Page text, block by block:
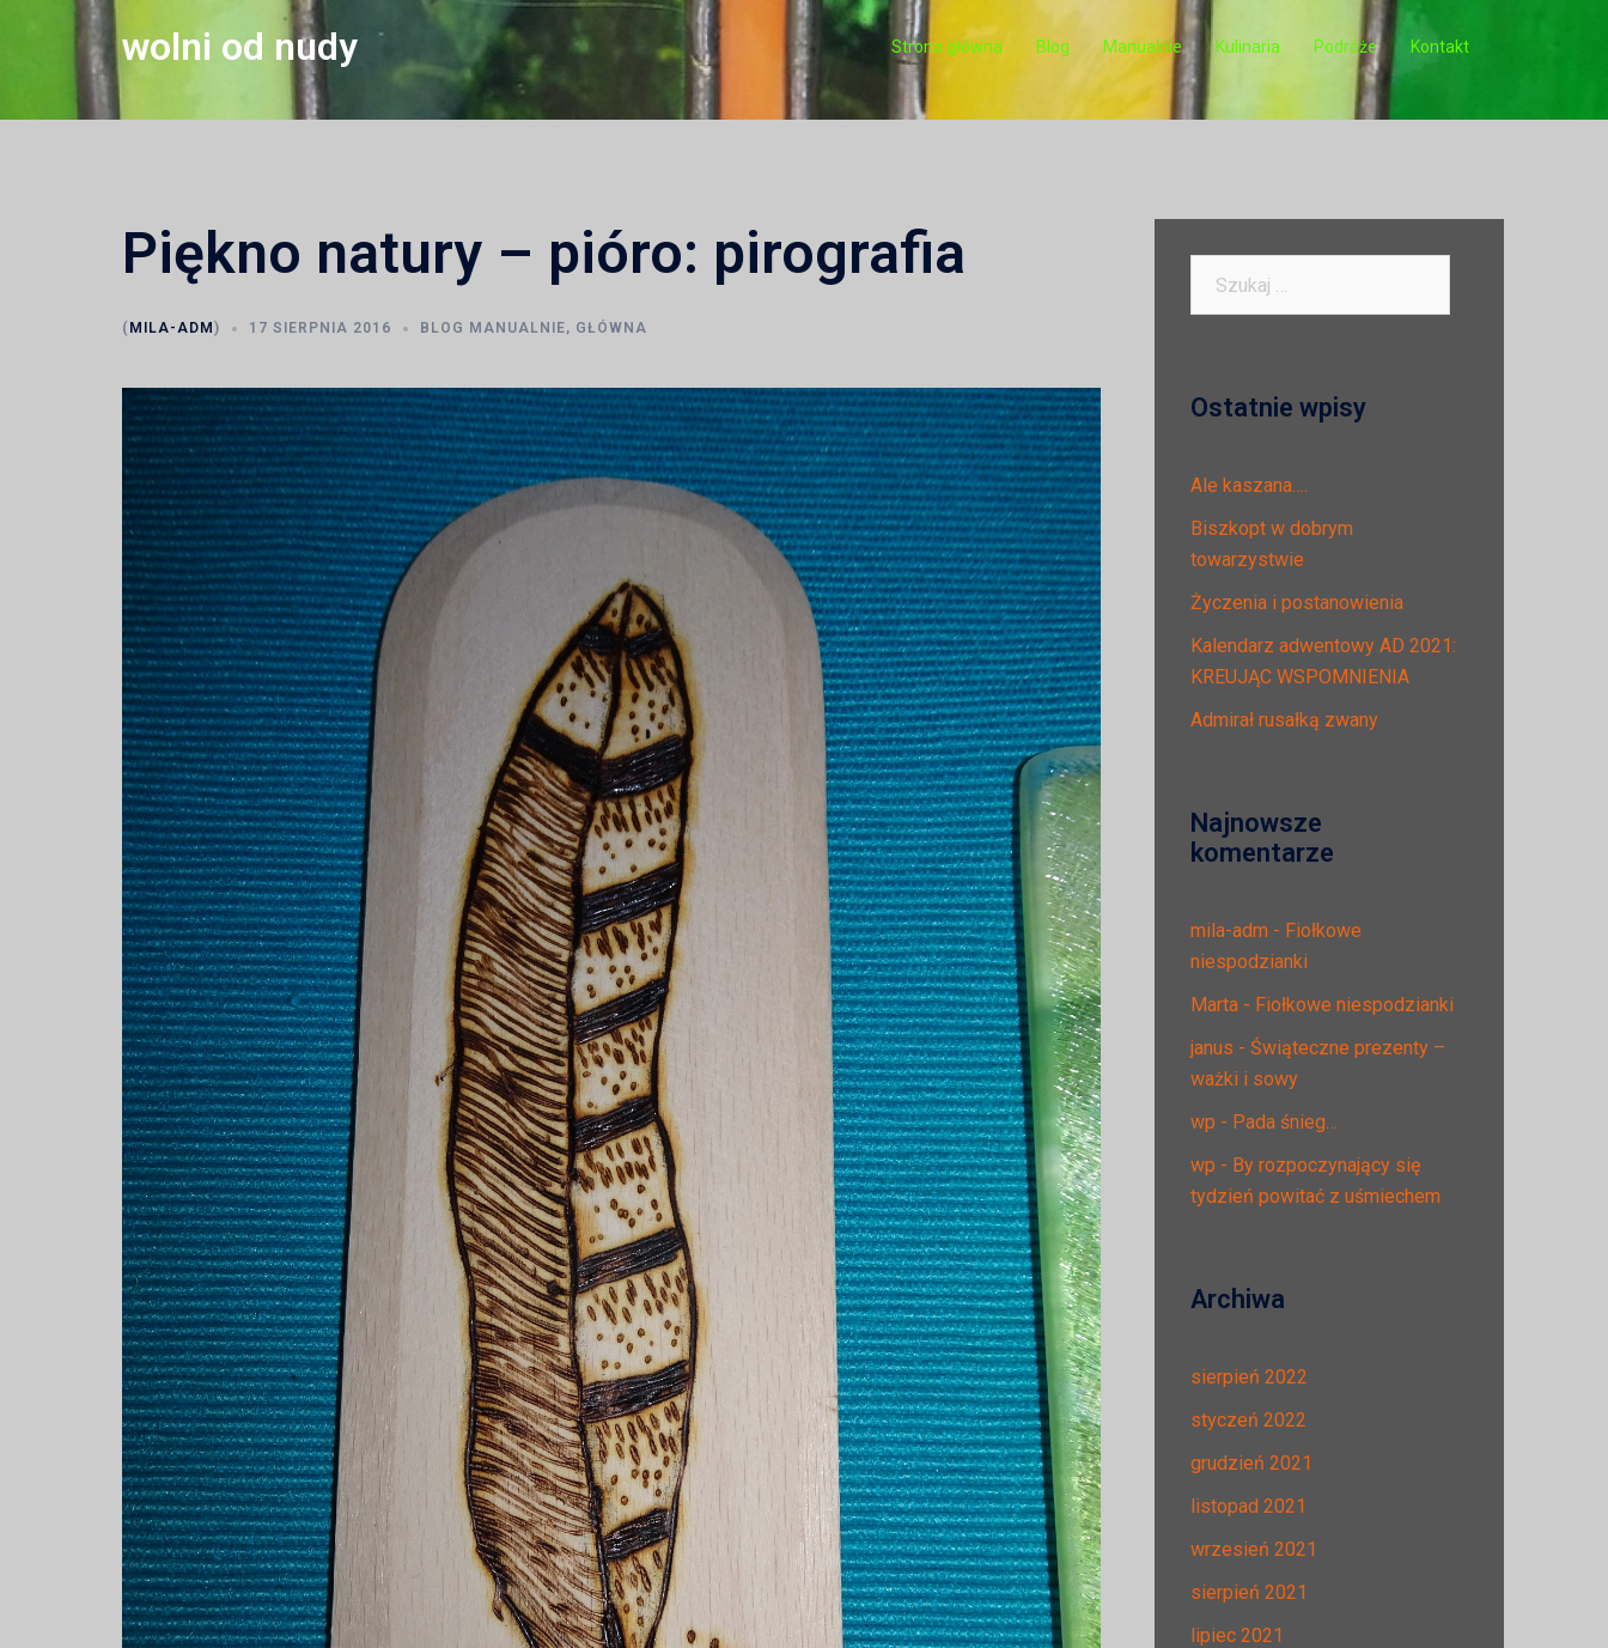
wolni od nudy Strona główna Blog Manualnie Kulinaria Podróże Kontakt
Piękno natury – pióro: pirografia
( MILA-ADM ) 17 SIERPNIA 2016 BLOG MANUALNIE, GŁÓWNA
Ostatnie wpisy
Ale kaszana….
Biszkopt w dobrym
towarzystwie
Życzenia i postanowienia
Kalendarz adwentowy AD 2021:
KREUJĄC WSPOMNIENIA
Admirał rusałką zwany
Najnowsze
komentarze
mila-adm - Fiołkowe
niespodzianki
Marta- Fiołkowe niespodzianki
janus - Świąteczne prezenty –
ważki i sowy
wp - Pada śnieg…
wp - By rozpoczynający się
tydzień powitać z uśmiechem
Archiwa
sierpień 2022
styczeń 2022
grudzień 2021
listopad 2021
wrzesień 2021
sierpień 2021
lipiec 2021